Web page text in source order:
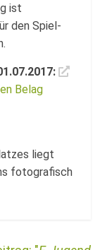
ist
den Spiel-
Belag
liegt
fotografisch